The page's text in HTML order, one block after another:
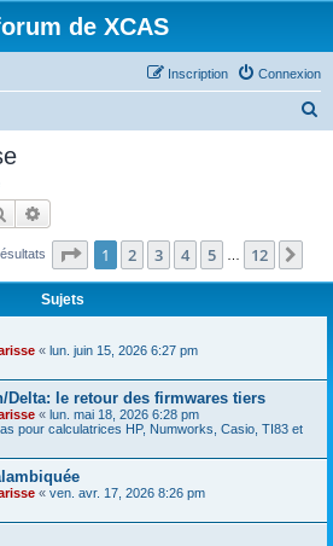
de XCAS
Connexion
Inscription
c
Rechercher
Page 1sur12
1 2 3 4 5 12
Sujets
« lun. juin 15, 2026 6:27 pm
Delta: le retour des firmwares tiers
« lun. mai 18, 2026 6:28 pm
pour calculatrices HP, Numworks, Casio, TI83 et
« ven. avr. 17, 2026 8:26 pm